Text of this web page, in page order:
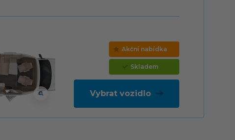
Akční nabídka
Skladem
Vybrat vozidlo